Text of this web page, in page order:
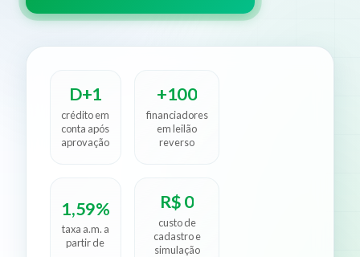
D+1
crédito em
conta após
aprovação
+100
financiadores
em leilão
reverso
1,59%
taxa a.m. a
partir de
R$ 0
custo de
cadastro e
simulação